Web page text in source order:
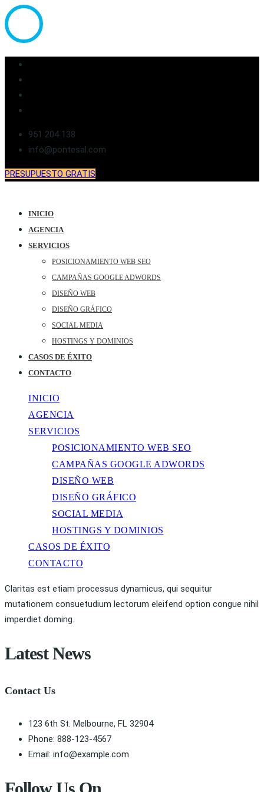
951 204 138
info@pontesal.com
PRESUPUESTO GRATIS
INICIO
AGENCIA
SERVICIOS
POSICIONAMIENTO WEB SEO
CAMPAÑAS GOOGLE ADWORDS
DISEÑO WEB
DISEÑO GRÁFICO
SOCIAL MEDIA
HOSTINGS Y DOMINIOS
CASOS DE ÉXITO
CONTACTO
INICIO
AGENCIA
SERVICIOS
POSICIONAMIENTO WEB SEO
CAMPAÑAS GOOGLE ADWORDS
DISEÑO WEB
DISEÑO GRÁFICO
SOCIAL MEDIA
HOSTINGS Y DOMINIOS
CASOS DE ÉXITO
CONTACTO
Claritas est etiam processus dynamicus, qui sequitur
mutationem consuetudium lectorum eleifend option congue nihil
imperdiet doming.
Latest News
Contact Us
123 6th St. Melbourne, FL 32904
Phone: 888-123-4567
Email: info@example.com
Follow Us On